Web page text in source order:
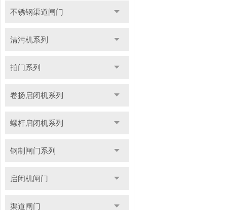
不锈钢渠道闸门
清污机系列
拍门系列
卷扬启闭机系列
螺杆启闭机系列
钢制闸门系列
启闭机闸门
渠道闸门